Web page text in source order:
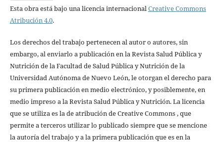
Esta obra está bajo una licencia internacionalCreative Commons
Atribución 4.0.
Los derechos del trabajo pertenecen al autor o autores, sin
embargo, al enviarlo a publicación en la Revista Salud Pública y
Nutrición de la Facultad de Salud Pública y Nutrición de la
Universidad Autónoma de Nuevo León, le otorgan el derecho para
su primera publicación en medio electrónico, y posiblemente, en
medio impreso a la Revista Salud Pública y Nutrición. La licencia
que se utiliza es la de atribución de Creative Commons , que
permite a terceros utilizar lo publicado siempre que se mencione
la autoría del trabajo y a la primera publicación que es en la